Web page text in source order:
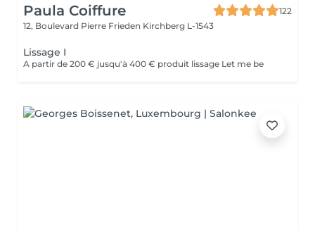
Paula Coiffure
122
12, Boulevard Pierre Frieden Kirchberg L-1543
Lissage I
A partir de 200 € jusqu'à 400 € produit lissage Let me be